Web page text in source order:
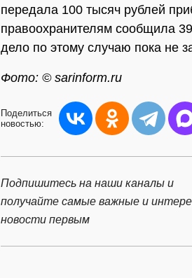
передала 100 тысяч рублей
правоохранителям сообщила
дело по этому случаю пока не
Фото: © sarinform.ru
Поделиться
новостью:
Подпишитесь на наши каналы и
получайте самые важные и
новости первым